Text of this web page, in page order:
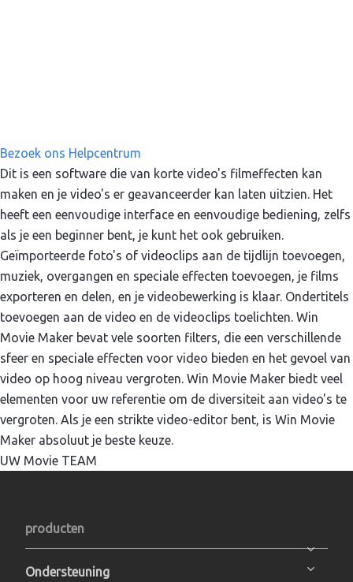
Bezoek ons Helpcentrum
Dit is een software die van korte video's filmeffecten kan
maken en je video's er geavanceerder kan laten uitzien. Het
heeft een eenvoudige interface en eenvoudige bediening, zelfs
als je een beginner bent, je kunt het ook gebruiken.
Geïmporteerde foto's of videoclips aan de tijdlijn toevoegen,
muziek, overgangen en speciale effecten toevoegen, je films
exporteren en delen, en je videobewerking is klaar. Ondertitels
toevoegen aan de video en de videoclips toelichten. Win
Movie Maker bevat vele soorten filters, die een verschillende
sfeer en speciale effecten voor video bieden en het gevoel van
video op hoog niveau vergroten. Win Movie Maker biedt veel
elementen voor uw referentie om de diversiteit aan video's te
vergroten. Als je een strikte video-editor bent, is Win Movie
Maker absoluut je beste keuze.
UW Movie TEAM
producten
Ondersteuning